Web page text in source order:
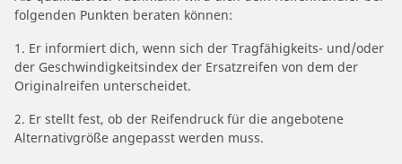
folgenden Punkten beraten können:
1. Er informiert dich, wenn sich der Tragfähigkeits- und/oder
der Geschwindigkeitsindex der Ersatzreifen von dem der
Originalreifen unterscheidet.
2. Er stellt fest, ob der Reifendruck für die angebotene
Alternativgröße angepasst werden muss.